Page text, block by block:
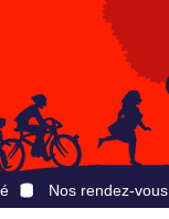
Nos rendez-vous